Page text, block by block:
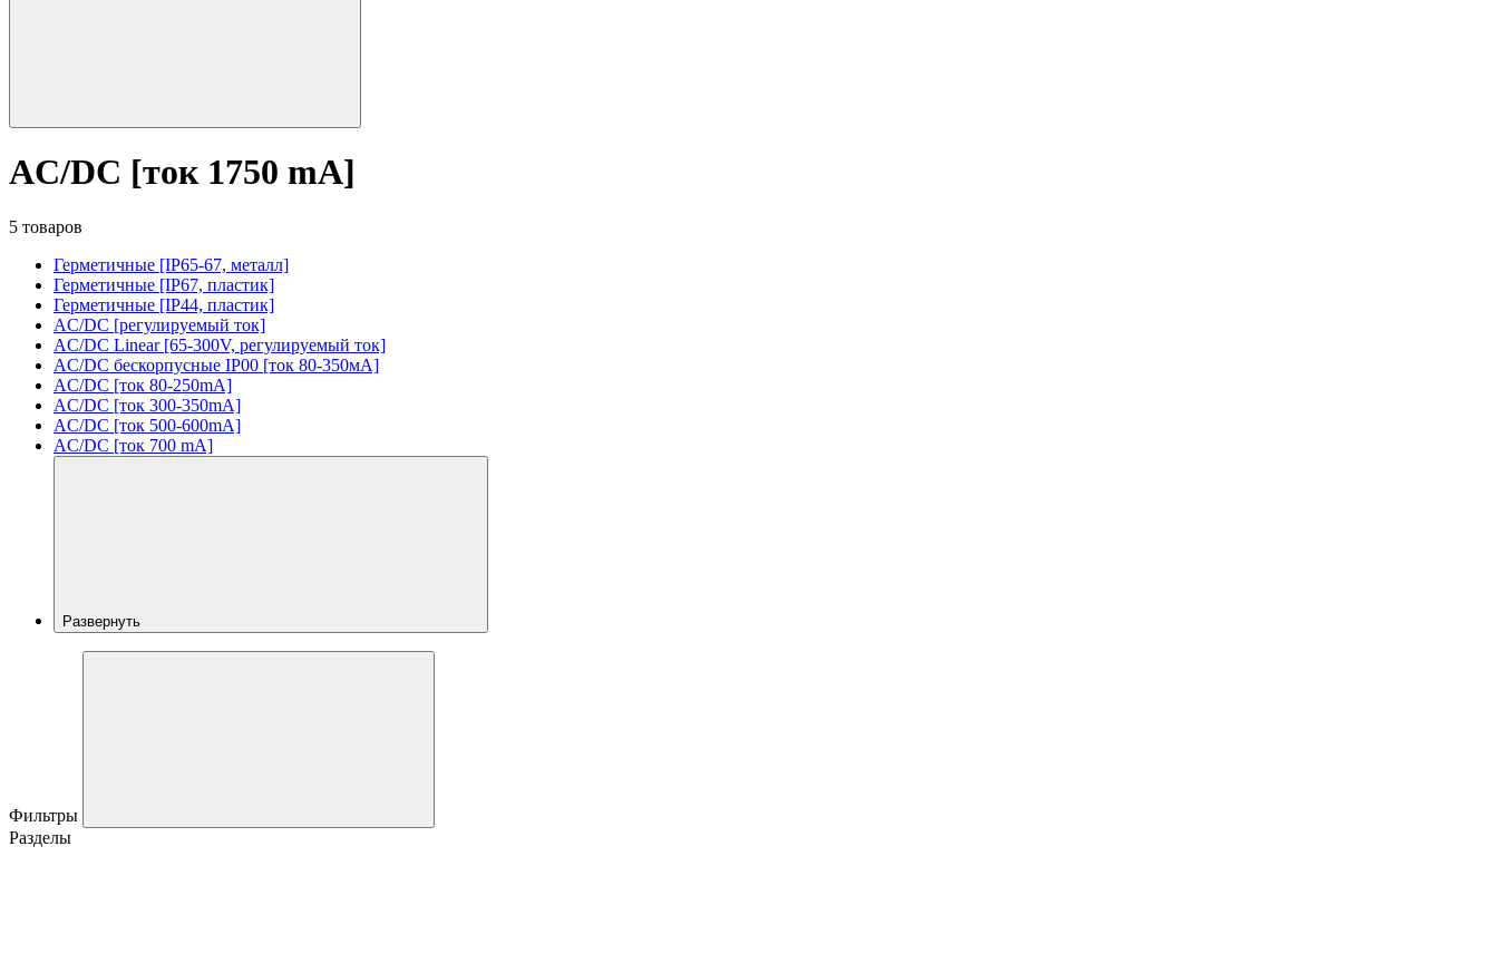
AC/DC [ток 1750 mA]
5 товаров
Герметичные [IP65-67, металл]
Герметичные [IP67, пластик]
Герметичные [IP44, пластик]
AC/DC [регулируемый ток]
AC/DC Linear [65-300V, регулируемый ток]
AC/DC бескорпусные IP00 [ток 80-350мА]
AC/DC [ток 80-250mA]
AC/DC [ток 300-350mA]
AC/DC [ток 500-600mA]
AC/DC [ток 700 mA]
Развернуть
Фильтры
Разделы